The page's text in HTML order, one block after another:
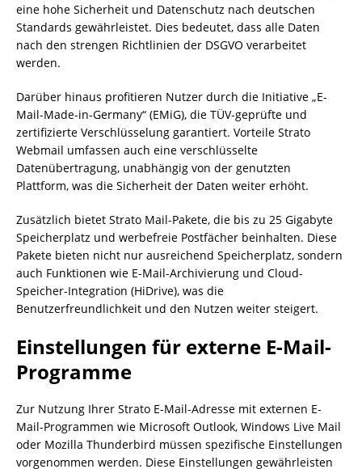
eine hohe Sicherheit und Datenschutz nach deutschen
Standards gewährleistet. Dies bedeutet, dass alle Daten
nach den strengen Richtlinien der DSGVO verarbeitet
werden.
Darüber hinaus profitieren Nutzer durch die Initiative „E-
Mail-Made-in-Germany“ (EMiG), die TÜV-geprüfte und
zertifizierte Verschlüsselung garantiert. Vorteile Strato
Webmail umfassen auch eine verschlüsselte
Datenübertragung, unabhängig von der genutzten
Plattform, was die Sicherheit der Daten weiter erhöht.
Zusätzlich bietet Strato Mail-Pakete, die bis zu 25 Gigabyte
Speicherplatz und werbefreie Postfächer beinhalten. Diese
Pakete bieten nicht nur ausreichend Speicherplatz, sondern
auch Funktionen wie E-Mail-Archivierung und Cloud-
Speicher-Integration (HiDrive), was die
Benutzerfreundlichkeit und den Nutzen weiter steigert.
Einstellungen für externe E-Mail-
Programme
Zur Nutzung Ihrer Strato E-Mail-Adresse mit externen E-
Mail-Programmen wie Microsoft Outlook, Windows Live Mail
oder Mozilla Thunderbird müssen spezifische Einstellungen
vorgenommen werden. Diese Einstellungen gewährleisten